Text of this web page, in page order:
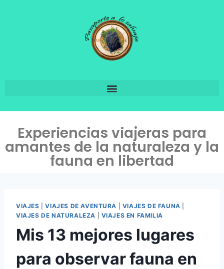
Experiencias viajeras para
amantes de la naturaleza y la
fauna en libertad
VIAJES |VIAJES DE AVENTURA VIAJES DE FAUNA
VIAJES DE NATURALEZA
VIAJES EN FAMILIA
Mis 13 mejores lugares
para observar fauna en